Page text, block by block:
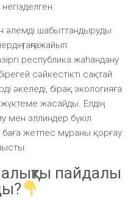
әлемді шабыттандыруды
таңғажайып
республика жаһандану
сәйкестікті сақтай
әкеледі, бірақ экологияға
жасайды. Елдің
мен эллиндер бүкіл
жетпес мұраны қорғау
пайдалы